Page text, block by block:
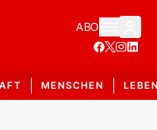
ABO
MENSCHEN